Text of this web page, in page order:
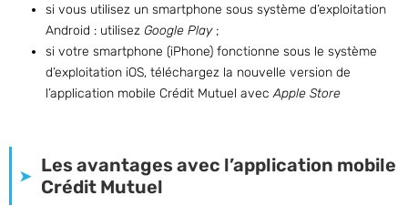
si vous utilisez un smartphone sous système d’exploitation
Android : utilisez Google Play;
si votre smartphone (iPhone) fonctionne sous le système
d’exploitation iOS, téléchargez la nouvelle version de
l’application mobile Crédit Mutuel avecApple Store
Les avantages avec l’application mobile
Crédit Mutuel